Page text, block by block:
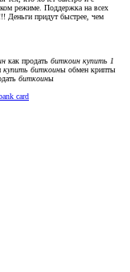
режиме. Поддержка на всех
Деньги придут быстрее, чем
как продать биткоин купить 1
купить биткоины обмен крипты
биткоины
card